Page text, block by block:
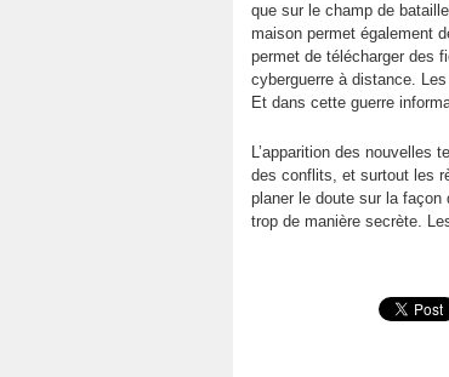
que sur le champ de
maison permet également
permet de télécharger des
cyberguerre à distance.
Et dans cette guerre
L’apparition des nouvelles
des conflits, et surtout les
planer le doute sur la
trop de manière secrète.